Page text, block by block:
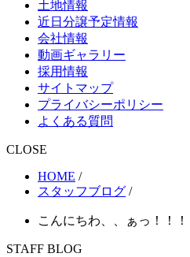
土地情報
近日分譲予定情報
会社情報
動画ギャラリー
採用情報
サイトマップ
プライバシーポリシー
よくある質問
CLOSE
HOME /
スタッフブログ /
こんにちわ、、ぁっ！！！
STAFF BLOG